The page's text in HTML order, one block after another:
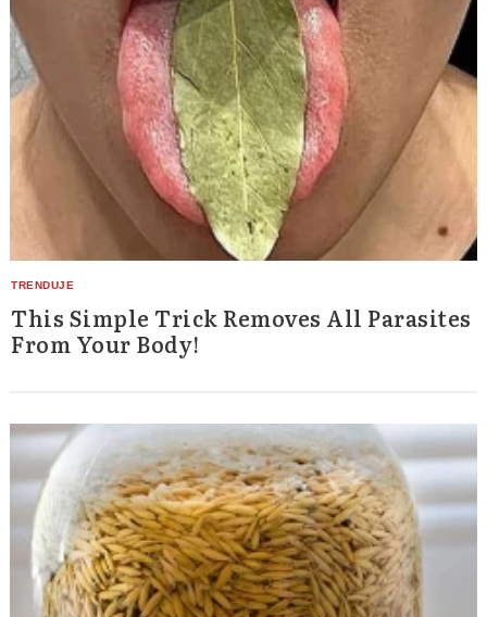
This Simple Trick Removes All Parasites
From Your Body!